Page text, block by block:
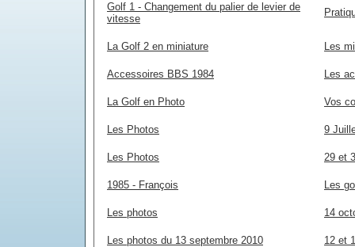
Golf 1 - Changement du palier de levier de
vitesse
La Golf 2 en miniature Les
Accessoires BBS 1984 Les
La Golf en Photo Vos
Les Photos 9
Les Photos 29 et
1985 - François Les
Les photos 14
Les photos du 13 septembre 2010 12 et